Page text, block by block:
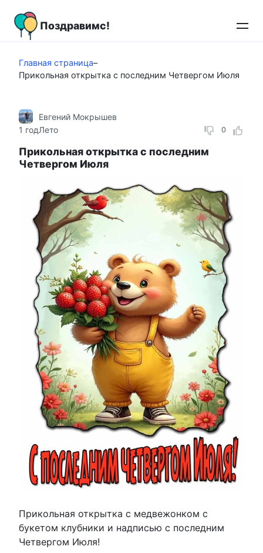
контенту
Поздравимс!
Главная страница–
Прикольная открытка с последним Четвергом Июля
0
Евгений Мокрышев
1 годЛето
Прикольная открытка с последним
Четвергом Июля
Прикольная открытка с медвежонком с
букетом клубники и надписью с последним
Четвергом Июля!